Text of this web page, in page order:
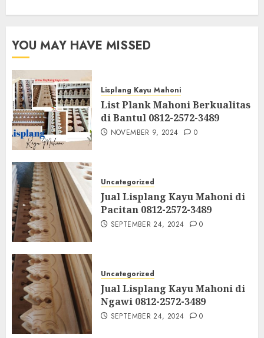
YOU MAY HAVE MISSED
Lisplang Kayu Mahoni
List Plank Mahoni Berkualitas
di Bantul 0812-2572-3489
NOVEMBER 9, 2024 0
Uncategorized
Jual Lisplang Kayu Mahoni di
Pacitan 0812-2572-3489
SEPTEMBER 24, 2024 0
Uncategorized
Jual Lisplang Kayu Mahoni di
Ngawi 0812-2572-3489
SEPTEMBER 24, 2024 0